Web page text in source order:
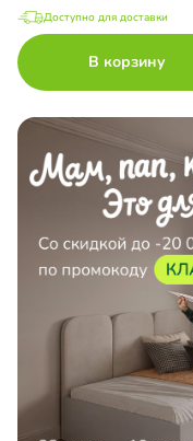
Доступно для доставки
В корзину